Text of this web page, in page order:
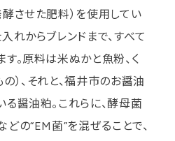
させた肥料）を使用してい
れからブレンドまで、すべて
。原料は米ぬかと魚粉、く
）、それと、福井市のお醤油
醤油粕。これらに、酵母菌
の“EM菌”を混ぜることで、